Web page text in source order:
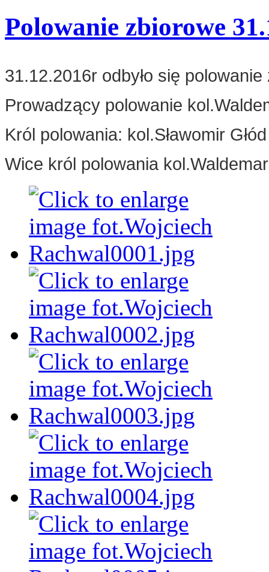
Polowanie zbiorowe
31.12.2016r odbyło się
Prowadzący polowanie
Król polowania: kol.Sławomir
Wice król polowania